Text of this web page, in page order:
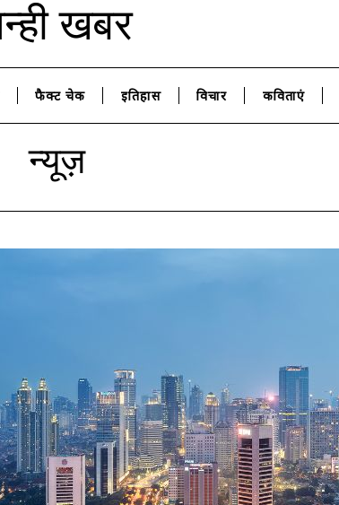
खबर
फैक्ट चेक इतिहास विचार कविताएं
न्यूज़